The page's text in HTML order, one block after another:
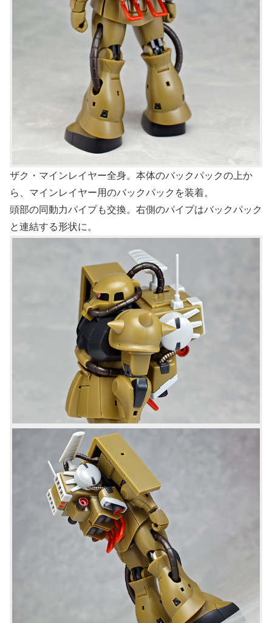
ザク・マインレイヤー全身。本体のバックパックの上か
ら、マインレイヤー用のバックパックを装着。
頭部の同動力パイプも交換。右側のパイプはバックパック
と連結する形状に。